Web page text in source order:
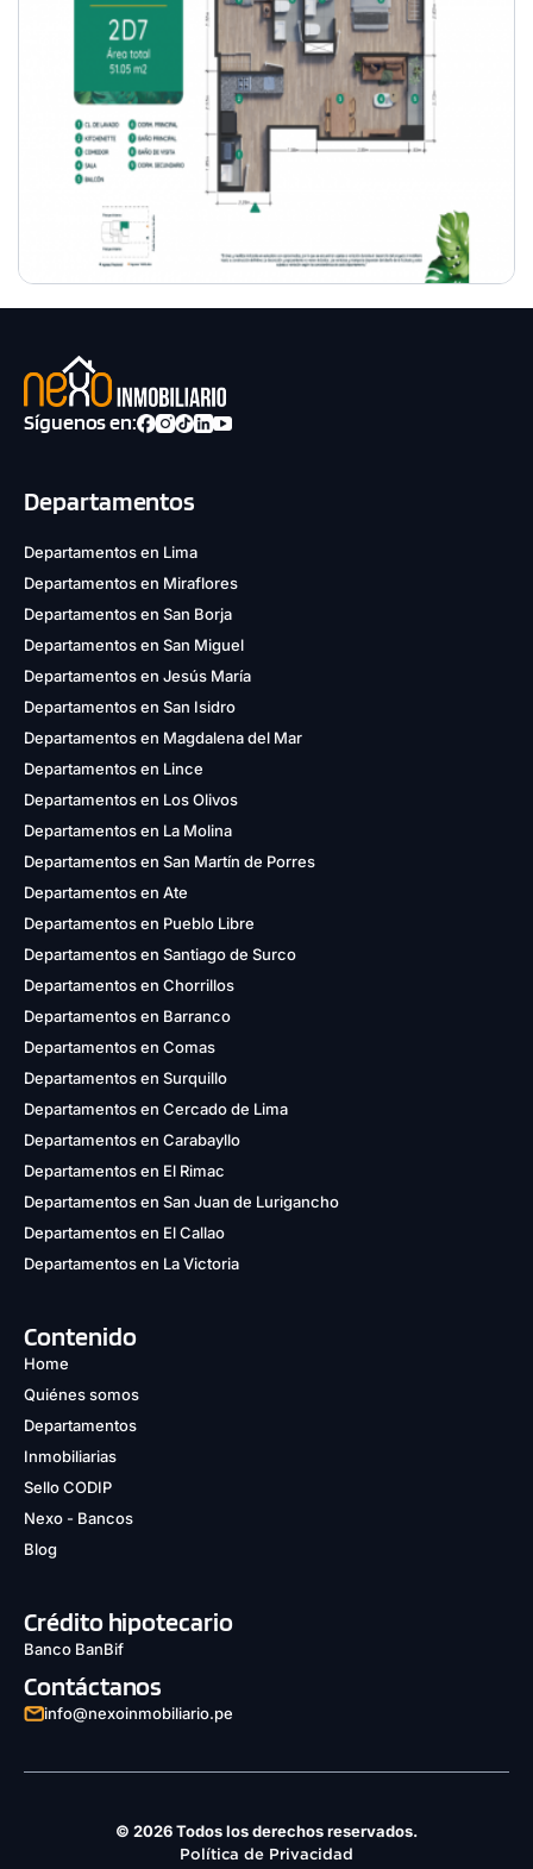
Síguenos en:
Departamentos
Departamentos en Lima
Departamentos en Miraflores
Departamentos en San Borja
Departamentos en San Miguel
Departamentos en Jesús María
Departamentos en San Isidro
Departamentos en Magdalena del Mar
Departamentos en Lince
Departamentos en Los Olivos
Departamentos en La Molina
Departamentos en San Martín de Porres
Departamentos en Ate
Departamentos en Pueblo Libre
Departamentos en Santiago de Surco
Departamentos en Chorrillos
Departamentos en Barranco
Departamentos en Comas
Departamentos en Surquillo
Departamentos en Cercado de Lima
Departamentos en Carabayllo
Departamentos en El Rimac
Departamentos en San Juan de Lurigancho
Departamentos en El Callao
Departamentos en La Victoria
Contenido
Home
Quiénes somos
Departamentos
Inmobiliarias
Sello CODIP
Nexo - Bancos
Blog
Crédito hipotecario
Banco BanBif
Contáctanos
info@nexoinmobiliario.pe
© 2026 Todos los derechos reservados.
Política de Privacidad